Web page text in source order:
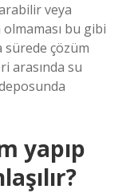
veya
bu gibi
sürede çözüm
arasında su
yapıp